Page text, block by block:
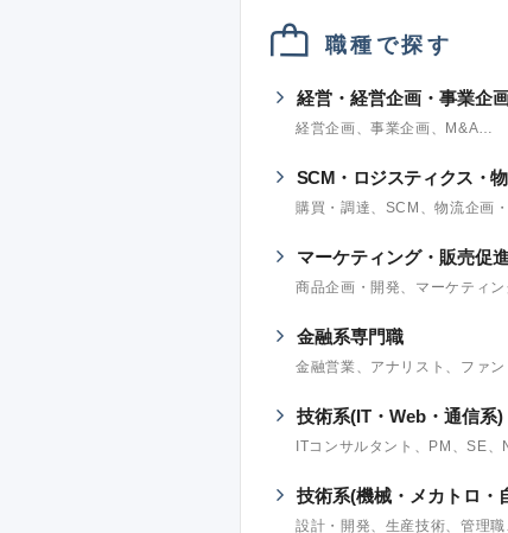
職種で探す
経営・経営企画・事業企
経営企画、事業企画、M&A…
SCM・ロジスティクス・
購買・調達、SCM、物流企画
マーケティング・販売促
商品企画・開発、マーケティ
金融系専門職
金融営業、アナリスト、ファ
技術系(IT・Web・通信系)
ITコンサルタント、PM、SE
技術系(機械・メカトロ・
設計・開発、生産技術、管理